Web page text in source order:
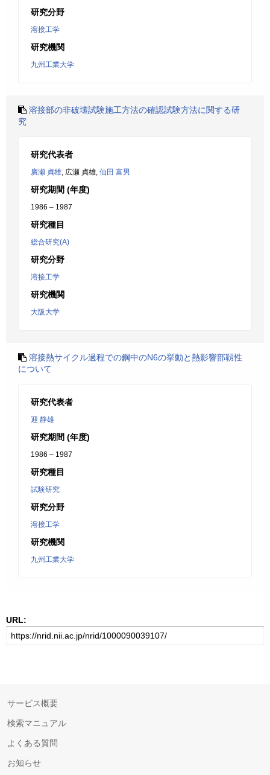
研究分野
溶接工学
研究機関
九州工業大学
溶接部の非破壊試験施工方法の確認試験方法に関する研
究
研究代表者
廣瀬 貞雄, 広瀬 貞雄, 仙田 富男
研究期間 (年度)
1986 – 1987
研究種目
総合研究(A)
研究分野
溶接工学
研究機関
大阪大学
溶接熱サイクル過程での鋼中のN6の挙動と熱影響部靱性
について
研究代表者
迎 静雄
研究期間 (年度)
1986 – 1987
研究種目
試験研究
研究分野
溶接工学
研究機関
九州工業大学
URL:
サービス概要
検索マニュアル
よくある質問
お知らせ